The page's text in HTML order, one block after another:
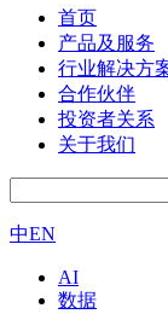
首页
产品及服务
行业解决方
合作伙伴
投资者关系
关于我们
中EN
AI
数据